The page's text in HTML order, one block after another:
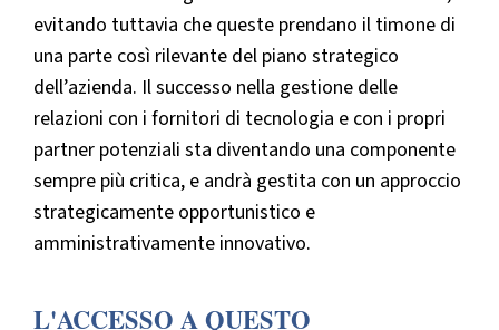
evitando tuttavia che queste prendano il timone di
una parte così rilevante del piano strategico
dell’azienda. Il successo nella gestione delle
relazioni con i fornitori di tecnologia e con i propri
partner potenziali sta diventando una componente
sempre più critica, e andrà gestita con un approccio
strategicamente opportunistico e
amministrativamente innovativo.
L'ACCESSO A QUESTO